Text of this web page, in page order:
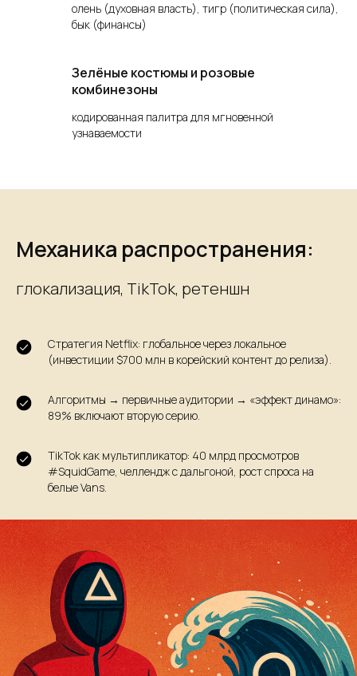
олень (духовная власть), тигр (политическая сила),
бык (финансы)
Зелёные костюмы и розовые
комбинезоны
кодированная палитра для мгновенной
узнаваемости
Механика распространения:
глокализация, TikTok, ретеншн
Стратегия Netflix: глобальное через локальное
(инвестиции $700 млн в корейский контент до релиза).
Алгоритмы → первичные аудитории → «эффект динамо»:
89% включают вторую серию.
TikTok как мультипликатор: 40 млрд просмотров
#SquidGame, челлендж с дальгоной, рост спроса на
белые Vans.